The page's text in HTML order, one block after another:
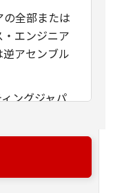
全部または
エンジニア
アセンブル
ングジャパ
の特定の目
しくは有用